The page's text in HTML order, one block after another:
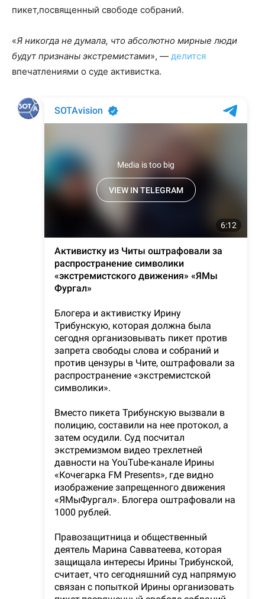
пикет,посвященный свободе собраний.
«Я никогда не думала, что абсолютно мирные люди
будут признаны экстремистами», — делится
впечатлениями о суде активистка.